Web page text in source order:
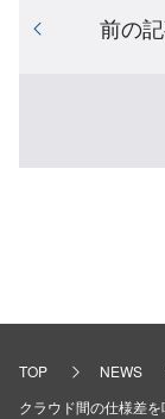
前の
TOP NEWS
クラウド間の仕様差